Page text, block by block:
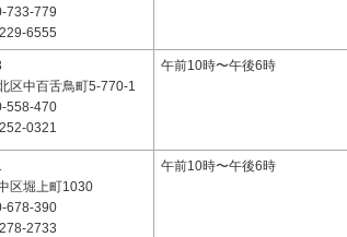
733-779
6555
区中百舌鳥町5-770-1
558-470
0321
午前10時〜午後6時
区堀上町1030
678-390
2733
午前10時〜午後6時